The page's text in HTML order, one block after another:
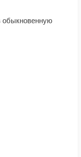
обыкновенную